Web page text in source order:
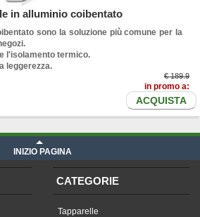
in alluminio coibentato
sono la soluzione più comune per la
l'isolamento termico.
leggerezza.
€ 189.9
in promo a:
ACQUISTA
INIZIO PAGINA
CATEGORIE
Tapparelle